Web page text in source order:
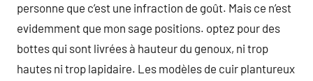
personne que c’est une infraction de goût. Mais ce n’est
evidemment que mon sage positions. optez pour des
bottes qui sont livrées à hauteur du genoux, ni trop
hautes ni trop lapidaire. Les modèles de cuir plantureux